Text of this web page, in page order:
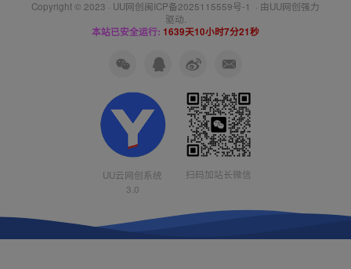
Copyright © 2023 · UU网创闽ICP备2025115559号-1 · 由UU网创强力
驱动.
本站已安全运行: 1639天10小时7分22秒
UU云网创系统
3.0
扫码加站长微信